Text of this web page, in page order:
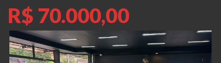
R$ 70.000,00